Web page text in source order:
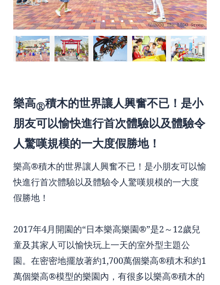
樂高®積木的世界讓人興奮不已！是小
朋友可以愉快進行首次體驗以及體驗令
人驚嘆規模的一大度假勝地！
樂高®積木的世界讓人興奮不已！是小朋友可以愉
快進行首次體驗以及體驗令人驚嘆規模的一大度
假勝地！
2017年4月開園的“日本樂高樂園®”是2～12歲兒
童及其家人可以愉快玩上一天的室外型主題公
園。在密密地擺放著約1,700萬個樂高®積木和約1
萬個樂高®模型的樂園內，有很多以樂高®積木的